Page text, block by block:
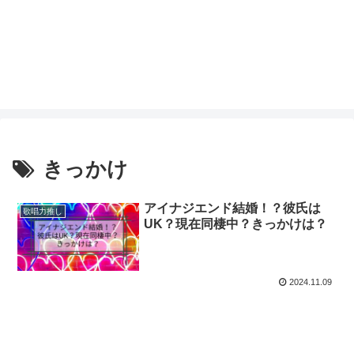
きっかけ
歌唱力推し
アイナジエンド結婚！？彼氏は
UK？現在同棲中？きっかけは？
2024.11.09